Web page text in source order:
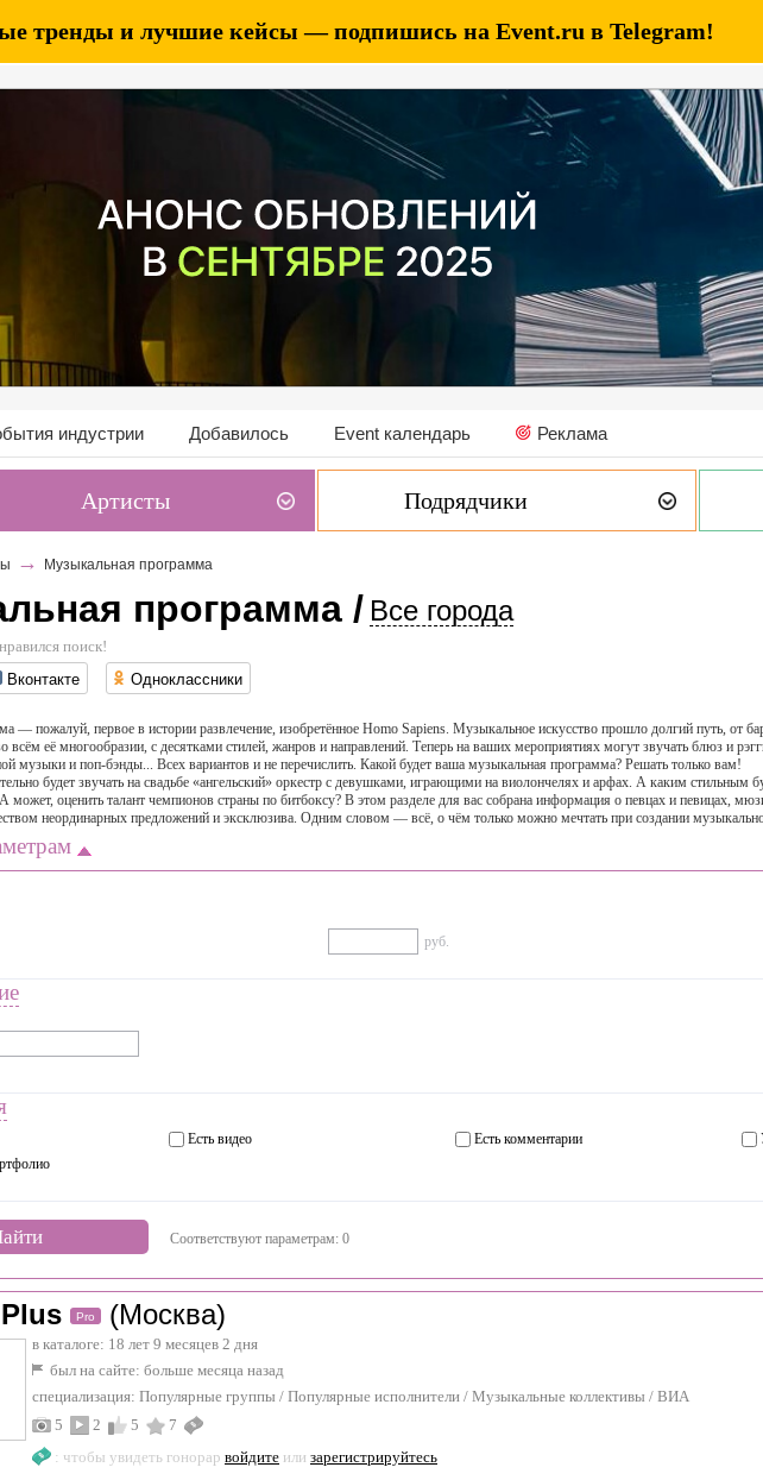
тренды и лучшие кейсы — подпишись на Event.ru в Telegram!
индустрии Добавилось Event календарь Реклама
Артисты Подрядчики
→ Музыкальная программа
программа / Все города
поиск!
Вконтакте Одноклассники
— пожалуй, первое в истории развлечение, изобретённое Homo Sapiens. Музыкальное искусство прошло долгий путь, от
всём её многообразии, с десятками стилей, жанров и направлений. Теперь на ваших мероприятиях могут звучать блюз и
музыки и поп-бэнды... Всех вариантов и не перечислить. Какой будет ваша музыкальная программа? Решать только вам!
будет звучать на свадьбе «ангельский» оркестр с девушками, играющими на виолончелях и арфах. А каким стильным
оценить талант чемпионов страны по битбоксу? В этом разделе для вас собрана информация о певцах и певицах,
неординарных предложений и эксклюзива. Одним словом — всё, о чём только можно мечтать при создании
руб.
Есть видео Есть комментарии
Соответствуют параметрам: 0
Pro (Москва)
в каталоге: 18 лет 9 месяцев 2 дня
был на сайте: больше месяца назад
специализация: Популярные группы / Популярные исполнители / Музыкальные коллективы / ВИА
5
2 5
7
: чтобы увидеть гонорар войдите или зарегистрируйтесь